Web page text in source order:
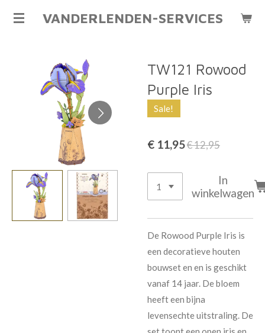
Ga
hoofdinhoud
VANDERLENDEN-SERVICES
TW121 Rowood
Purple Iris
Sale!
€ 11,95€ 12,95
In
winkelwagen
De Rowood Purple Iris is
een decoratieve houten
bouwset en en is geschikt
vanaf 14 jaar. De bloem
heeft een bijna
levensechte uitstraling. De